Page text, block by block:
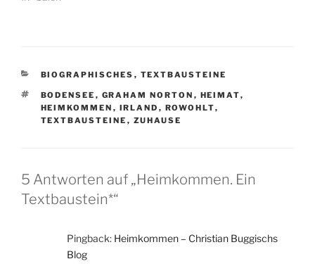
KATEGORIEN
BIOGRAPHISCHES , TEXTBAUSTEINE
SCHLAGWÖRTER
BODENSEE , GRAHAM NORTON , HEIMAT,
HEIMKOMMEN , IRLAND , ROWOHLT,
TEXTBAUSTEINE , ZUHAUSE
5 Antworten auf „Heimkommen. Ein
Textbaustein*“
Pingback: Heimkommen – Christian Buggischs
Blog